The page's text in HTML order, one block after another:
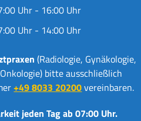
Uhr - 16:00 Uhr
Uhr - 14:00 Uhr
(Radiologie, Gynäkologie,
bitte ausschließlich
+49 8033 20200vereinbaren.
jeden Tag ab 07:00 Uhr.